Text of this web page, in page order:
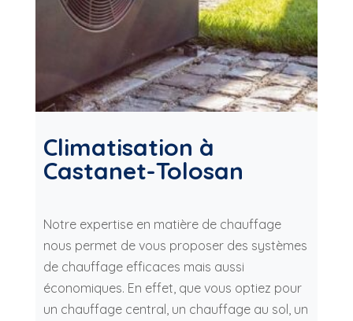
Climatisation à
Castanet-Tolosan
Notre expertise en matière de chauffage
nous permet de vous proposer des systèmes
de chauffage efficaces mais aussi
économiques. En effet, que vous optiez pour
un chauffage central, un chauffage au sol, un